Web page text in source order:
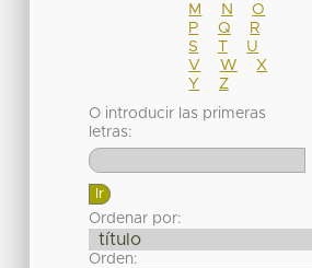
M
N
O
P
Q
R
S
T
U
V
W
X
Y
Z
O introducir las primeras
letras:
Ordenar por:
Orden: